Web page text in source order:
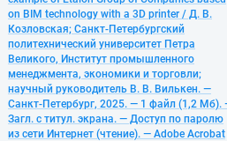
on BIM technology with a 3D printer / Д. В.
Козловская; Санкт-Петербургский
политехнический университет Петра
Великого, Институт промышленного
менеджмента, экономики и торговли;
научный руководитель В. В. Вилькен. —
Санкт-Петербург, 2025. — 1 файл (1,2 Мб).
Загл. с титул. экрана. — Доступ по паролю
из сети Интернет (чтение). — Adobe Acrobat